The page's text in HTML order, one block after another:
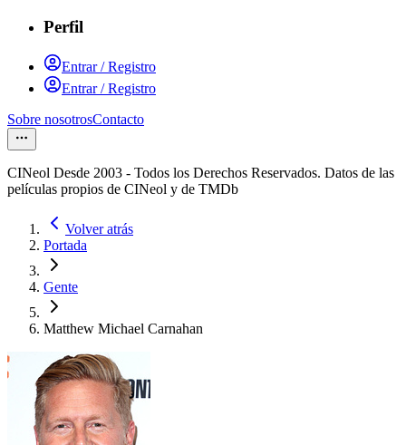
Perfil
Entrar / Registro
Entrar / Registro
Sobre nosotrosContacto
CINeol Desde 2003 - Todos los Derechos Reservados. Datos de las
películas propios de CINeol y de TMDb
Volver atrás
Portada
Gente
Matthew Michael Carnahan